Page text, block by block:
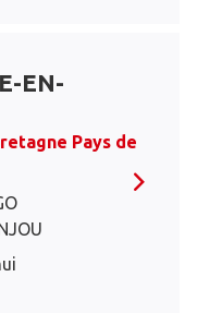
EN-
Pays de